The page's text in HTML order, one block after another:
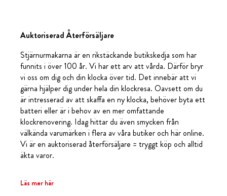
Auktoriserad Återförsäljare
Stjärnurmakarna är en rikstäckande butikskedja som har
funnits i över 100 år. Vi har ett arv att vårda. Därför bryr
vi oss om dig och din klocka över tid. Det innebär att vi
gärna hjälper dig under hela din klockresa. Oavsett om du
är intresserad av att skaffa en ny klocka, behöver byta ett
batteri eller är i behov av en mer omfattande
klockrenovering. Idag hittar du även smycken från
välkända varumärken i flera av våra butiker och här online.
Vi är en auktoriserad återförsäljare = tryggt köp och alltid
äkta varor.
Läs mer här